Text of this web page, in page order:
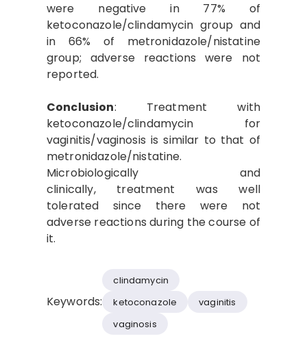
were negative in 77% of
ketoconazole/clindamycin group and
in 66% of metronidazole/nistatine
group; adverse reactions were not
reported.
Conclusion: Treatment with
ketoconazole/clindamycin for
vaginitis/vaginosis is similar to that of
metronidazole/nistatine.
Microbiologically and
clinically, treatment was well
tolerated since there were not
adverse reactions during the course of
it.
Keywords:
clindamycin
ketoconazole
vaginitis
vaginosis